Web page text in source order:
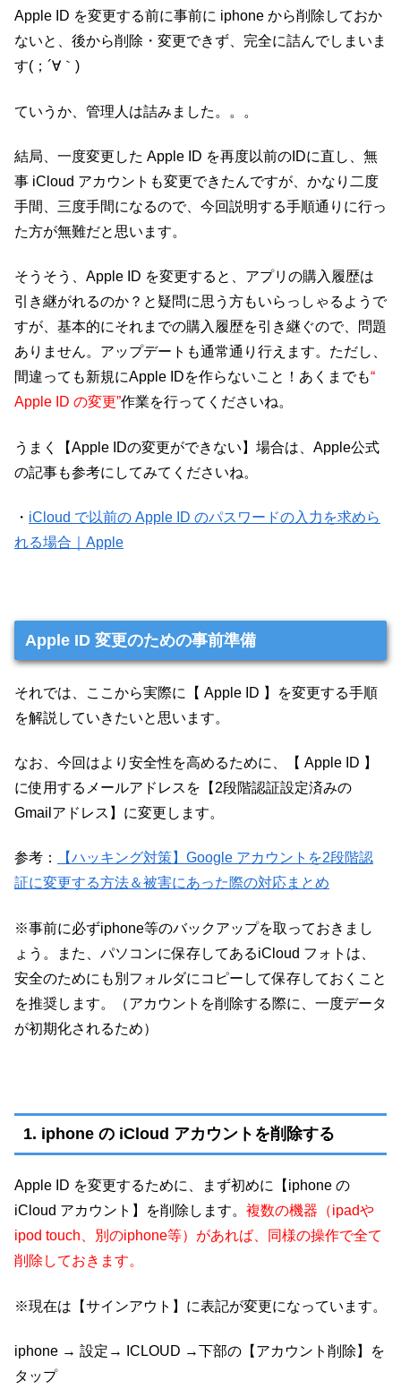
Apple ID を変更する前に事前に iphone から削除しておか
ないと、後から削除・変更できず、完全に詰んでしまいま
す(；´∀｀)
ていうか、管理人は詰みました。。。
結局、一度変更した Apple ID を再度以前のIDに直し、無
事 iCloud アカウントも変更できたんですが、かなり二度
手間、三度手間になるので、今回説明する手順通りに行っ
た方が無難だと思います。
そうそう、Apple ID を変更すると、アプリの購入履歴は
引き継がれるのか？と疑問に思う方もいらっしゃるようで
すが、基本的にそれまでの購入履歴を引き継ぐので、問題
ありません。アップデートも通常通り行えます。ただし、
間違っても新規にApple IDを作らないこと！あくまでも“
Apple ID の変更”作業を行ってくださいね。
うまく【Apple IDの変更ができない】場合は、Apple公式
の記事も参考にしてみてくださいね。
・ iCloud で以前の Apple ID のパスワードの入力を求めら
れる場合｜Apple
Apple ID 変更のための事前準備
それでは、ここから実際に【 Apple ID 】を変更する手順
を解説していきたいと思います。
なお、今回はより安全性を高めるために、【 Apple ID 】
に使用するメールアドレスを【2段階認証設定済みの
Gmailアドレス】に変更します。
参考：
【ハッキング対策】Google アカウントを2段階認
証に変更する方法＆被害にあった際の対応まとめ
※事前に必ずiphone等のバックアップを取っておきまし
ょう。また、パソコンに保存してあるiCloud フォトは、
安全のためにも別フォルダにコピーして保存しておくこと
を推奨します。（アカウントを削除する際に、一度データ
が初期化されるため）
1. iphone の iCloud アカウントを削除する
Apple ID を変更するために、まず初めに【iphone の
iCloud アカウント】を削除します。 複数の機器（ipadや
ipod touch、別のiphone等）があれば、同様の操作で全て
削除しておきます。
※現在は【サインアウト】に表記が変更になっています。
iphone → 設定→ ICLOUD →下部の【アカウント削除】を
タップ